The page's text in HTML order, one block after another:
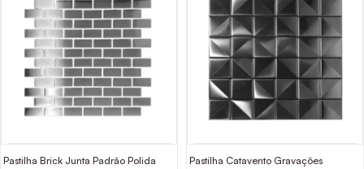
Pastilha Brick Junta Padrão Polida
Pastilha Catavento Gravações